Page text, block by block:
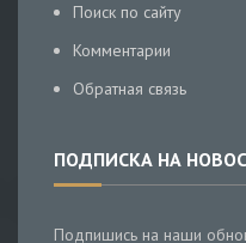
Поиск по сайту
Комментарии
Обратная связь
ПОДПИСКА НА
Подпишись на наши